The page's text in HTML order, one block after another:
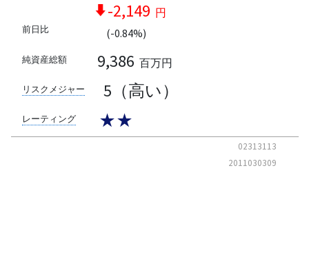
前日比
-2,149 円
(-0.84%)
純資産総額 9,386 百万円
リスクメジャー 5（高い）
レーティング ★★
02313113
2011030309